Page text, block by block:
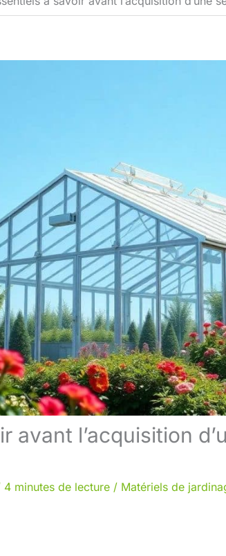
avant l’acquisition
4 minutes de lecture / Matériels de